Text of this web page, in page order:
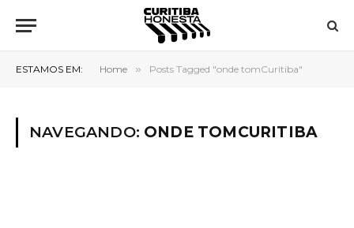
ESTAMOS EM: Home » Posts Tagged "onde tomCuritiba"
NAVEGANDO: ONDE TOMCURITIBA